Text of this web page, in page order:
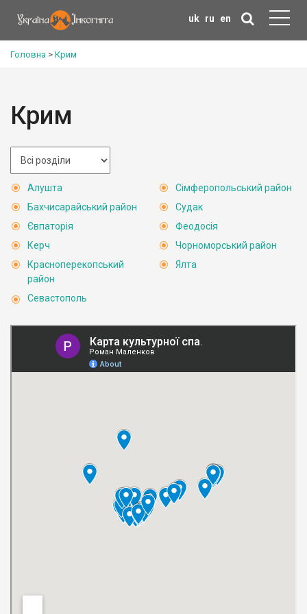
uk ru en
Головна > Крим
Крим
Алушта
Бахчисарайський район
Євпаторія
Керч
Красноперекопський
район
Севастополь
Сімферопольський район
Судак
Феодосія
Чорноморський район
Ялта